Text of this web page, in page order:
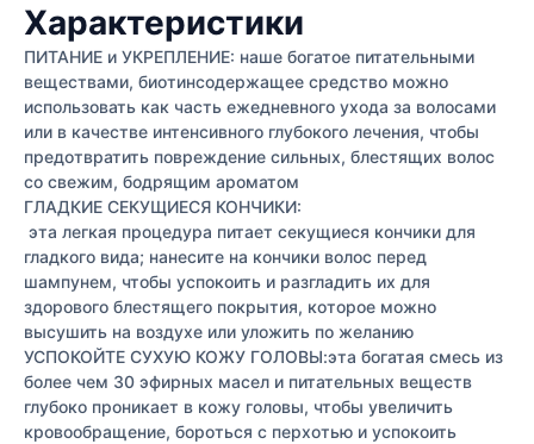
Характеристики
ПИТАНИЕ и УКРЕПЛЕНИЕ: наше богатое питательными
веществами, биотинсодержащее средство можно
использовать как часть ежедневного ухода за волосами
или в качестве интенсивного глубокого лечения, чтобы
предотвратить повреждение сильных, блестящих волос
со свежим, бодрящим ароматом
ГЛАДКИЕ СЕКУЩИЕСЯ КОНЧИКИ:
эта легкая процедура питает секущиеся кончики для
гладкого вида; нанесите на кончики волос перед
шампунем, чтобы успокоить и разгладить их для
здорового блестящего покрытия, которое можно
высушить на воздухе или уложить по желанию
УСПОКОЙТЕ СУХУЮ КОЖУ ГОЛОВЫ:эта богатая смесь из
более чем 30 эфирных масел и питательных веществ
глубоко проникает в кожу головы, чтобы увеличить
кровообращение, бороться с перхотью и успокоить